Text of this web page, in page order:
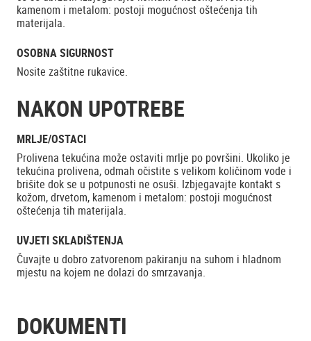
kamenom i metalom: postoji mogućnost oštećenja tih
materijala.
OSOBNA SIGURNOST
Nosite zaštitne rukavice.
NAKON UPOTREBE
MRLJE/OSTACI
Prolivena tekućina može ostaviti mrlje po površini. Ukoliko je
tekućina prolivena, odmah očistite s velikom količinom vode i
brišite dok se u potpunosti ne osuši. Izbjegavajte kontakt s
kožom, drvetom, kamenom i metalom: postoji mogućnost
oštećenja tih materijala.
UVJETI SKLADIŠTENJA
Čuvajte u dobro zatvorenom pakiranju na suhom i hladnom
mjestu na kojem ne dolazi do smrzavanja.
DOKUMENTI